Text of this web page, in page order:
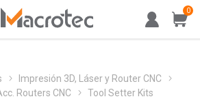
0
Impresión 3D, Láser y Router CNC
Routers CNC
Tool Setter Kits